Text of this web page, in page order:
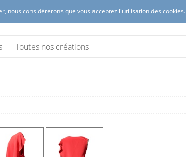
Toutes nos créations
nous considérerons que vous acceptez l'utilisation des cookies.